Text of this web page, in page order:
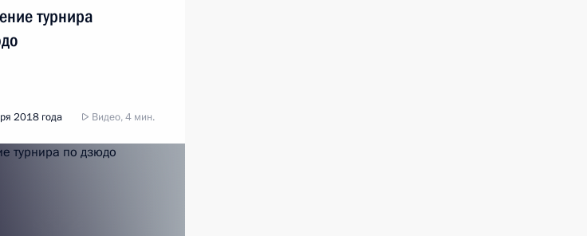
турнира
2018 года Видео, 4 мин.